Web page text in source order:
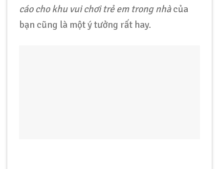
cáo cho khu vui chơi trẻ em trong nhàcủa
bạn cũng là một ý tưởng rất hay.